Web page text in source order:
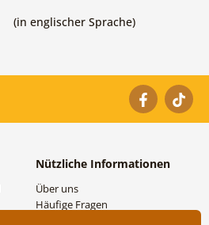
(in englischer Sprache)
Nützliche Informationen
Über uns
Häufige Fragen